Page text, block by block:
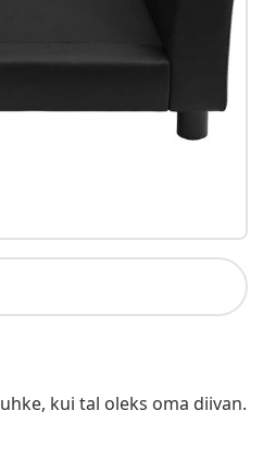
kui tal oleks oma diivan.